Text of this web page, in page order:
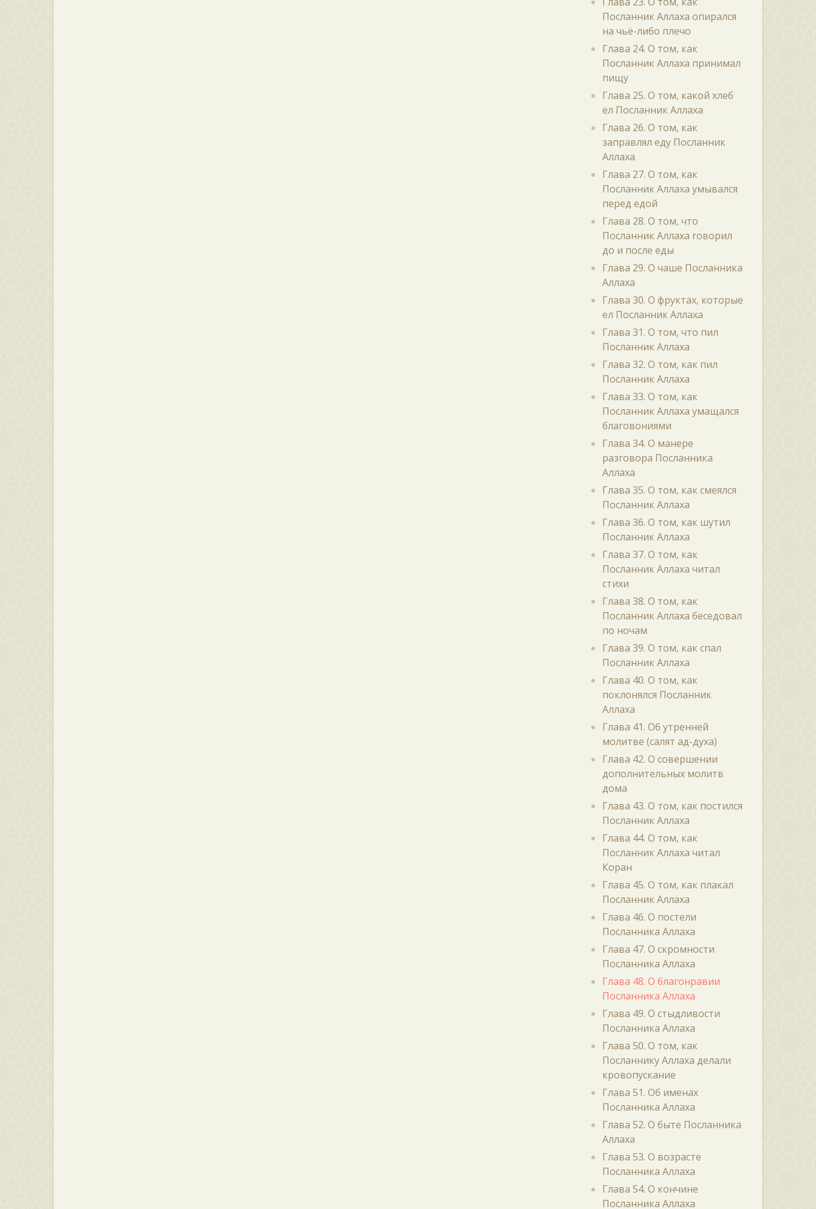
Посланник Аллаха опирался
на чьё-либо плечо
Глава 24. О том, как
Посланник Аллаха принимал
пищу
Глава 25. О том, какой хлеб
ел Посланник Аллаха
Глава 26. О том, как
заправлял еду Посланник
Аллаха
Глава 27. О том, как
Посланник Аллаха умывался
перед едой
Глава 28. О том, что
Посланник Аллаха говорил
до и после еды
Глава 29. О чаше Посланника
Аллаха
Глава 30. О фруктах, которые
ел Посланник Аллаха
Глава 31. О том, что пил
Посланник Аллаха
Глава 32. О том, как пил
Посланник Аллаха
Глава 33. О том, как
Посланник Аллаха умащался
благовониями
Глава 34. О манере
разговора Посланника
Аллаха
Глава 35. О том, как смеялся
Посланник Аллаха
Глава 36. О том, как шутил
Посланник Аллаха
Глава 37. О том, как
Посланник Аллаха читал
стихи
Глава 38. О том, как
Посланник Аллаха беседовал
по ночам
Глава 39. О том, как спал
Посланник Аллаха
Глава 40. О том, как
поклонялся Посланник
Аллаха
Глава 41. Об утренней
молитве (салят ад-духа)
Глава 42. О совершении
дополнительных молитв
дома
Глава 43. О том, как постился
Посланник Аллаха
Глава 44. О том, как
Посланник Аллаха читал
Коран
Глава 45. О том, как плакал
Посланник Аллаха
Глава 46. О постели
Посланника Аллаха
Глава 47. О скромности
Посланника Аллаха
Глава 48. О благонравии
Посланника Аллаха
Глава 49. О стыдливости
Посланника Аллаха
Глава 50. О том, как
Посланнику Аллаха делали
кровопускание
Глава 51. Об именах
Посланника Аллаха
Глава 52. О быте Посланника
Аллаха
Глава 53. О возрасте
Посланника Аллаха
Глава 54. О кончине
Посланника Аллаха